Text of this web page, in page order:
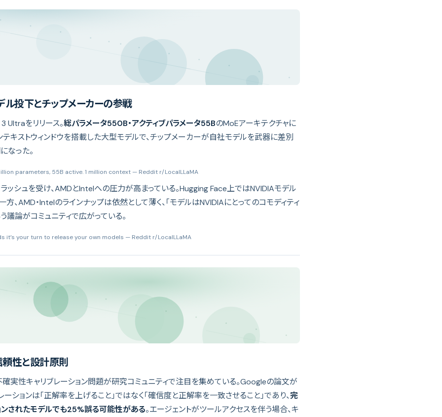
投下とチップメーカーの参戦
Ultraをリリース。総パラメータ550B・アクティブパラメータ55BのMoEアーキテクチャに
テキストウィンドウを搭載した大型モデルで、チップメーカーが自社モデルを武器に差別
なった。
parameters, 55B active. 1 million context — Reddit r/LocalLLaMA
ッシュを受け、AMDとIntelへの圧力が高まっている。Hugging Face上ではNVIDIAモデル
、AMD・Intelのラインナップは依然として薄く、「モデルはNVIDIAにとってのコモディティ
議論がコミュニティで広がっている。
it’s your turn to release your own models — Reddit r/LocalLLaMA
性と設計原則
確実性キャリブレーション問題が研究コミュニティで注目を集めている。Googleの論文が
ーションは「正解率を上げること」ではなく「確信度と正解率を一致させること」であり、完
ンされたモデルでも25%誤る可能性がある。エージェントがツールアクセスを伴う場合、キ